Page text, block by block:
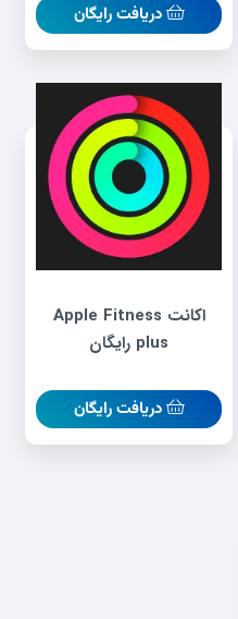
دریافت رایگان
اکانت Apple Fitness
plus رایگان
دریافت رایگان